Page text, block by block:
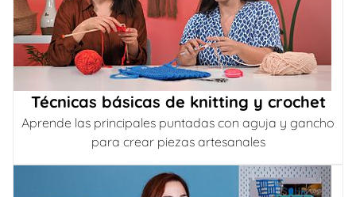
Técnicas básicas de knitting y crochet
Aprende las principales puntadas con aguja y gancho
para crear piezas artesanales